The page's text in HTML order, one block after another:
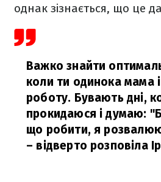
однак зізнається, що це
Важко знайти
коли ти одинока мама
роботу. Бувають дні,
прокидаюся і думаю:
що робити, я
– відверто розповіла